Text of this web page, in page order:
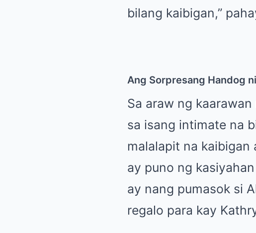
bilang kaibigan,”
Ang Sorpresang Handog
Sa araw ng
sa isang intimate na
malalapit na
ay puno ng
ay nang pumasok si
regalo para kay